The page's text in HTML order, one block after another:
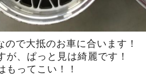
で大抵のお車に合います！
が、ぱっと見は綺麗です！
もってこい！！